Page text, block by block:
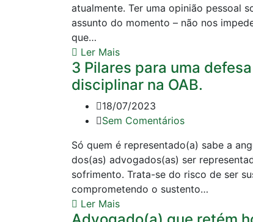
atualmente. Ter uma opinião pessoal
assunto do momento – não nos
que…
Ler Mais
3 Pilares para uma
disciplinar na OAB.
18/07/2023
Sem Comentários
Só quem é representado(a) sabe a
dos(as) advogados(as) ser
sofrimento. Trata-se do risco de ser
comprometendo o sustento…
Ler Mais